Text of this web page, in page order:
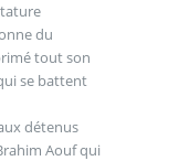
du
tout son
se battent
détenus
Aouf qui